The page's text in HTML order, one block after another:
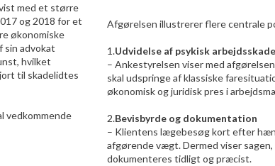
med et større
og 2018 for et
økonomiske
sin advokat
hvilket
til skadelidtes
vedkommende
Afgørelsen illustrerer flere centrale
1.​Udvidelse af psykisk
– Ankestyrelsen viser med
skal udspringe af klassiske
økonomisk og juridisk pres i
2.​Bevisbyrde og dokumentation
– Klientens lægebesøg kort efter
afgørende vægt. Dermed viser
dokumenteres tidligt og præcist.